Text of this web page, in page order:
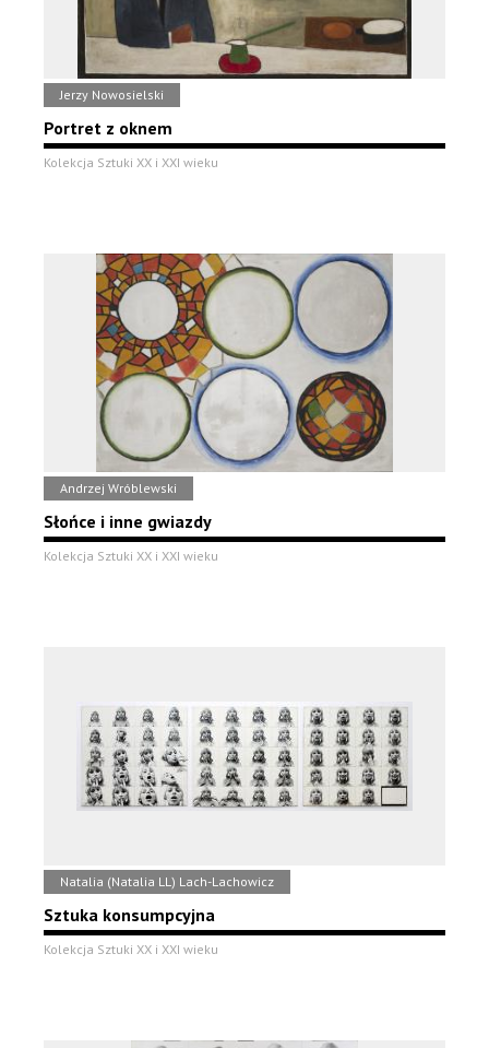
Jerzy Nowosielski
Portret z oknem
Kolekcja Sztuki XX i XXI wieku
Andrzej Wróblewski
Słońce i inne gwiazdy
Kolekcja Sztuki XX i XXI wieku
Natalia (Natalia LL) Lach-Lachowicz
Sztuka konsumpcyjna
Kolekcja Sztuki XX i XXI wieku